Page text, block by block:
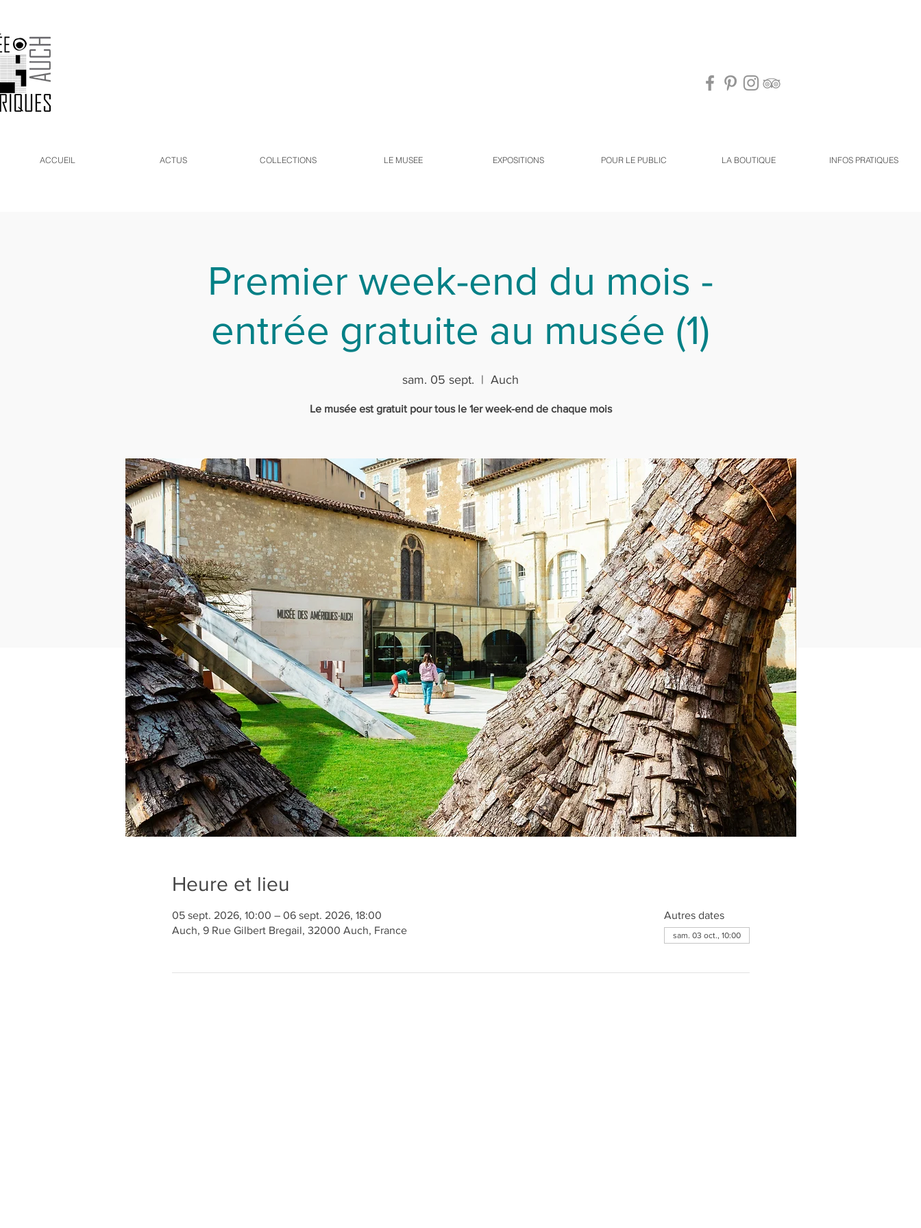
ACCUEIL ACTUS COLLECTIONS LE MUSEE EXPOSITIONS POUR LE PUBLIC LA BOUTIQUE INFOS PRATIQUES
Premier week-end du mois -
entrée gratuite au musée (1)
sam. 05 sept.
  |
Auch
Le musée est gratuit pour tous le 1er week-end de chaque mois
Heure et lieu
05 sept. 2026, 10:00 – 06 sept. 2026, 18:00
Auch, 9 Rue Gilbert Bregail, 32000 Auch, France
Autres dates
sam. 03 oct., 10:00